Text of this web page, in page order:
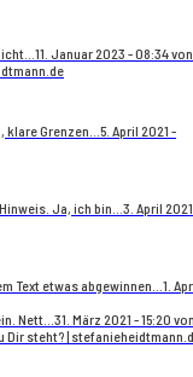
11. Januar 2023 - 08:34 von
Grenzen... 5. April 2021 -
Ja, ich bin... 3. April
Text etwas abgewinnen... 1.
Nett... 31. März 2021 - 15:20
Dir steht? |